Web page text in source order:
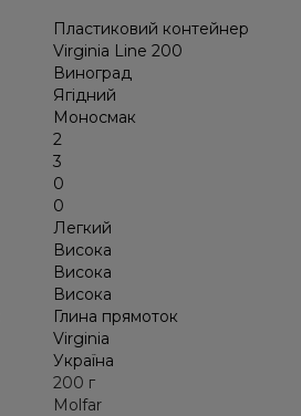
Пластиковий контейнер
Virginia Line 200
Виноград
Ягідний
Моносмак
2
3
0
0
Легкий
Висока
Висока
Висока
Глина прямоток
Virginia
Україна
200 г
Molfar